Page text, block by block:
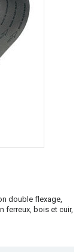
double flexage,
ferreux, bois et cuir,